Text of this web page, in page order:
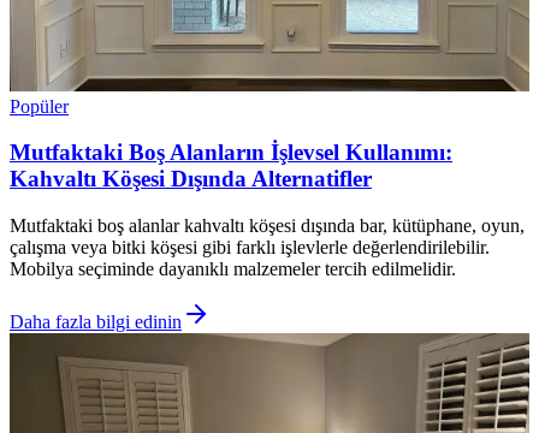
Popüler
Mutfaktaki Boş Alanların İşlevsel Kullanımı:
Kahvaltı Köşesi Dışında Alternatifler
Mutfaktaki boş alanlar kahvaltı köşesi dışında bar, kütüphane, oyun,
çalışma veya bitki köşesi gibi farklı işlevlerle değerlendirilebilir.
Mobilya seçiminde dayanıklı malzemeler tercih edilmelidir.
Daha fazla bilgi edinin